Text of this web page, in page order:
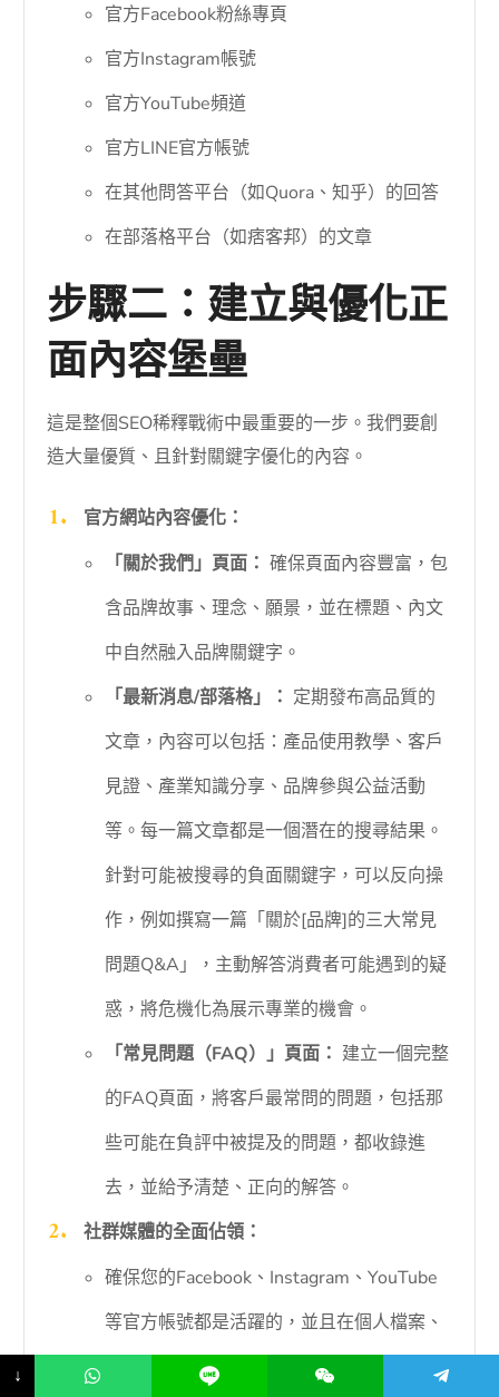
官方Facebook粉絲專頁
官方Instagram帳號
官方YouTube頻道
官方LINE官方帳號
在其他問答平台（如Quora、知乎）的回答
在部落格平台（如痞客邦）的文章
步驟二：建立與優化正
面內容堡壘
這是整個SEO稀釋戰術中最重要的一步。我們要創
造大量優質、且針對關鍵字優化的內容。
官方網站內容優化：
「關於我們」頁面： 確保頁面內容豐富，包
含品牌故事、理念、願景，並在標題、內文
中自然融入品牌關鍵字。
「最新消息/部落格」： 定期發布高品質的
文章，內容可以包括：產品使用教學、客戶
見證、產業知識分享、品牌參與公益活動
等。每一篇文章都是一個潛在的搜尋結果。
針對可能被搜尋的負面關鍵字，可以反向操
作，例如撰寫一篇「關於[品牌]的三大常見
問題Q&A」，主動解答消費者可能遇到的疑
惑，將危機化為展示專業的機會。
「常見問題（FAQ）」頁面： 建立一個完整
的FAQ頁面，將客戶最常問的問題，包括那
些可能在負評中被提及的問題，都收錄進
去，並給予清楚、正向的解答。
社群媒體的全面佔領：
確保您的Facebook、Instagram、YouTube
等官方帳號都是活躍的，並且在個人檔案、
簡介中填寫完整的品牌資訊與連結。
↓